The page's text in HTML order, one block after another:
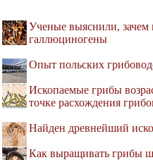
Ученые выяснили,
галлюциногены
Опыт польских
Ископаемые грибы
точке расхождения
Найден древнейший
Как выращивать грибы